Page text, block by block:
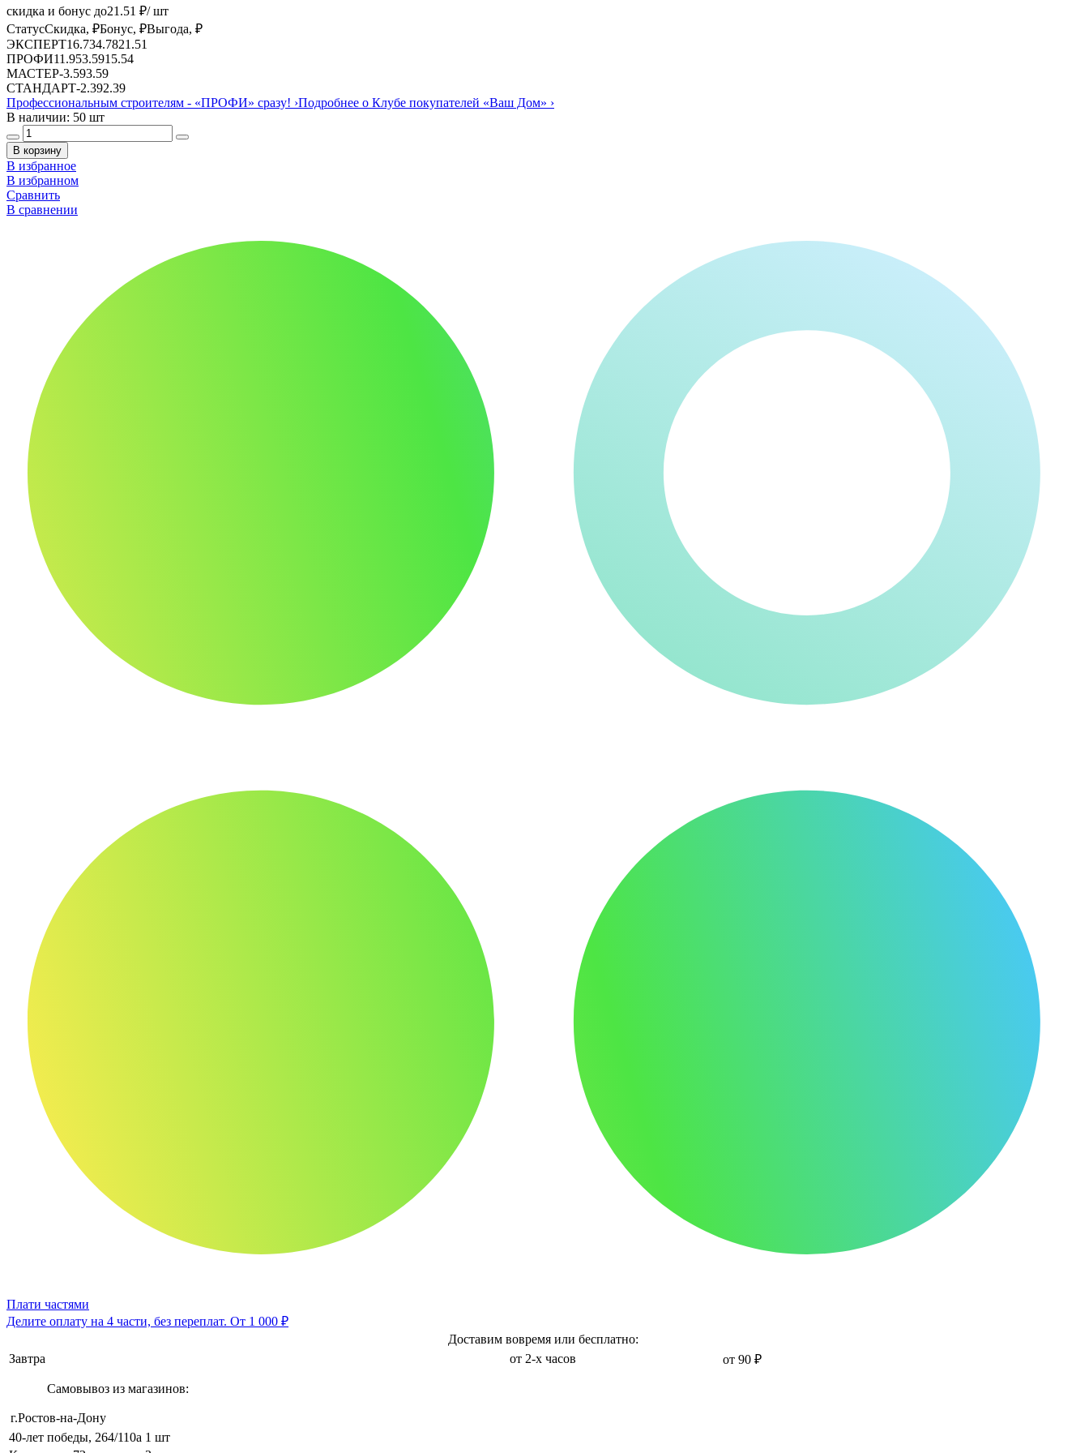
скидка и бонус до21.51 ₽/ шт
СтатусСкидка, ₽Бонус, ₽Выгода, ₽
ЭКСПЕРТ16.734.7821.51
ПРОФИ11.953.5915.54
МАСТЕР-3.593.59
СТАНДАРТ-2.392.39
Профессиональным строителям - «ПРОФИ» сразу! ›Подробнее о Клубе покупателей «Ваш Дом» ›
В наличии: 50 шт
В корзину
В избранное
В избранном
Сравнить
В сравнении
Плати частями
Делите оплату на 4 части, без переплат. От 1 000 ₽
Доставим вовремя или бесплатно:
Завтра
от 2-х часов от 90 ₽
Самовывоз из магазинов:
г.Ростов-на-Дону
40-лет победы, 264/110а 1 шт